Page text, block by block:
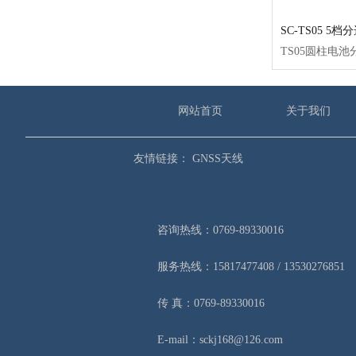
SC-TS05 5档
网站首页 关于我们
友情链接： GNSS天线
咨询热线：0769-89330016
服务热线：15817477408 / 13530276851
传 真：0769-89330016
E-mail：sckj168@126.com